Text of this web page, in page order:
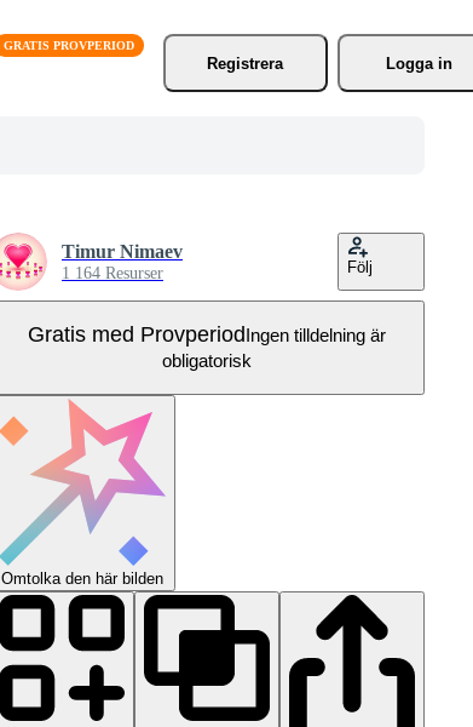
Registrera
Logga in
Timur Nimaev
1 164 Resurser Följ
Gratis med ProvperiodIngen tilldelning är
obligatorisk
Omtolka den här bilden